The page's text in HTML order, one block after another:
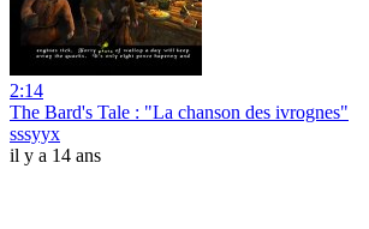
2:14
The Bard's Tale : "La chanson des ivrognes"
sssyyx
il y a 14 ans